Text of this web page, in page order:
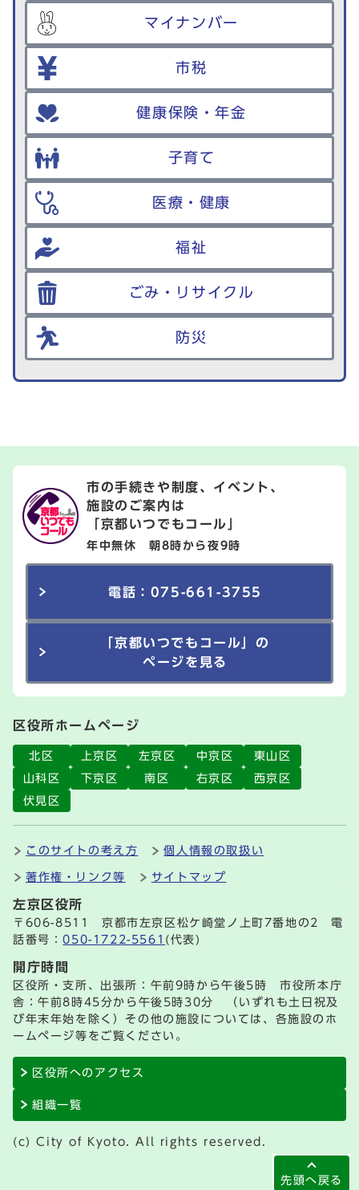
マイナンバー
市税
健康保険・年金
子育て
医療・健康
福祉
ごみ・リサイクル
防災
先頭へ戻る
市の手続きや制度、イベント、
施設のご案内は
「京都いつでもコール」
年中無休 朝8時から夜9時
電話：075-661-3755
「京都いつでもコール」の
ページを見る
区役所ホームページ
北区 上京区 左京区 中京区
東山区
山科区
下京区 南区 右京区
西京区
伏見区
このサイトの考え方 個人情報の取扱い
著作権・リンク等 サイトマップ
左京区役所
〒606-8511 京都市左京区松ケ崎堂ノ上町7番地の2 電
話番号：050-1722-5561 (代表)
開庁時間
区役所・支所、出張所：午前9時から午後5時 市役所本庁
舎：午前8時45分から午後5時30分 （いずれも土日祝及
び年末年始を除く）その他の施設については、各施設のホ
ームページ等をご覧ください。
区役所へのアクセス
組織一覧
(c) City of Kyoto. All rights reserved.